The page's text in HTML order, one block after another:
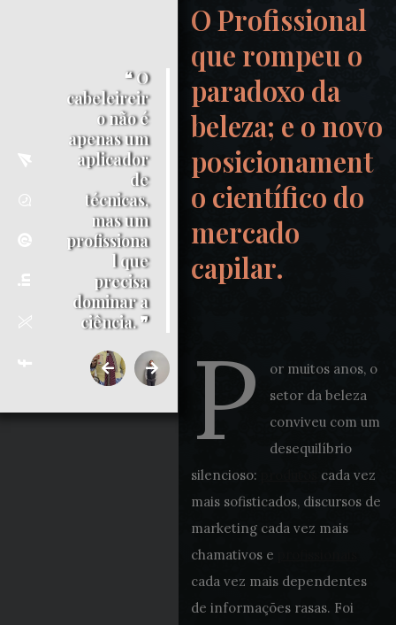
❝ O
cabeleireir
o não é
apenas um
aplicador
de
técnicas,
mas um
profissiona
l que
precisa
dominar a
ciência. ❞
O Profissional
que rompeu o
paradoxo da
beleza; e o novo
posicionament
o científico do
mercado
capilar.
P
or muitos anos, o
setor da beleza
conviveu com um
desequilíbrio
silencioso:
cada vez
mais sofisticados, discursos de
marketing cada vez mais
chamativos e
cada vez mais dependentes
de informações rasas. Foi